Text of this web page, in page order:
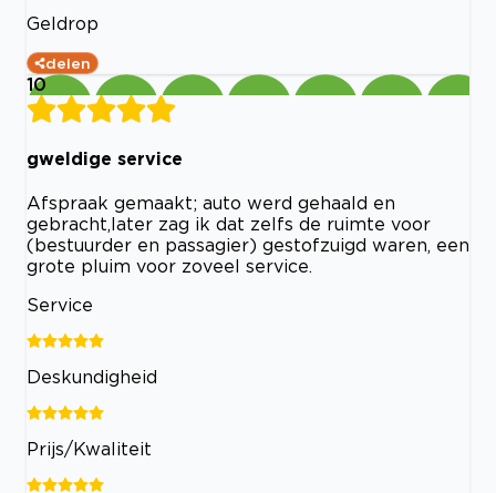
Geldrop
delen
10
gweldige service
Afspraak gemaakt; auto werd gehaald en
gebracht,later zag ik dat zelfs de ruimte voor
(bestuurder en passagier) gestofzuigd waren, een
grote pluim voor zoveel service.
Service
Deskundigheid
Prijs/Kwaliteit